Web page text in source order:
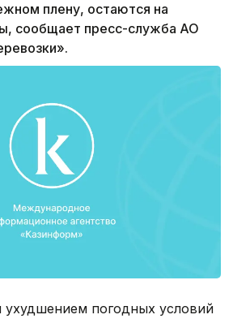
плену, остаются на
сообщает пресс-служба АО
ухудшением погодных условий